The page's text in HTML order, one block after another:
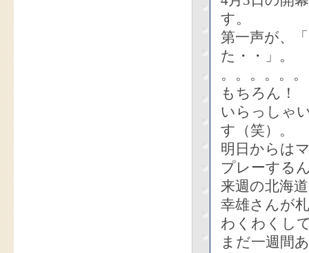
す。
第一声が、
た・・」。
。。。。。
もちろん！
いらっしゃ
す（笑）。
明日からは
プレーする
来週の北海
幸雄さんが
わくわくし
まだ一週間